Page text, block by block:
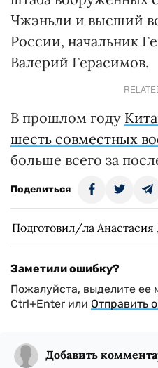
Чжэньли и высший
России, начальник
Валерий Герасимов.
В прошлом году
шесть совместных
больше всего за
Поделиться
Подготовил/ла Анастасия
Заметили ошибку?
Пожалуйста, выделите
Ctrl+Enter или Отправить
Добавить